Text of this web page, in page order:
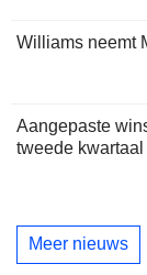
Williams neemt
Aangepaste
tweede kwartaal
Meer nieuws